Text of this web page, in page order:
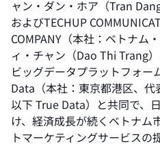
ャン・ダン・ホア（Tran
およびTECHUP
COMPANY（本社：ベトナム
ィ・チャン（Dao Thi Trang）
ビッグデータプラットフォ
Data（本社：東京都港区、代
以下 True Data）と共同で、
け、経済成長が続くベトナム
トマーケティングサービスの